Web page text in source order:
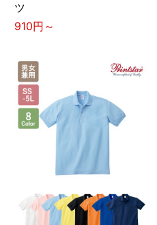
ツ
910円～